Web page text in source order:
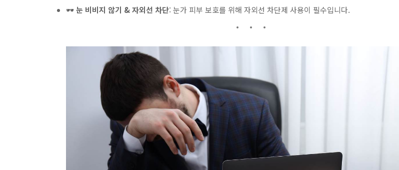
🕶눈 비비지 않기 & 자외선 차단: 눈가 피부 보호를 위해 자외선 차단제 사용이 필수입니다.